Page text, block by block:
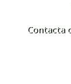
Contacta